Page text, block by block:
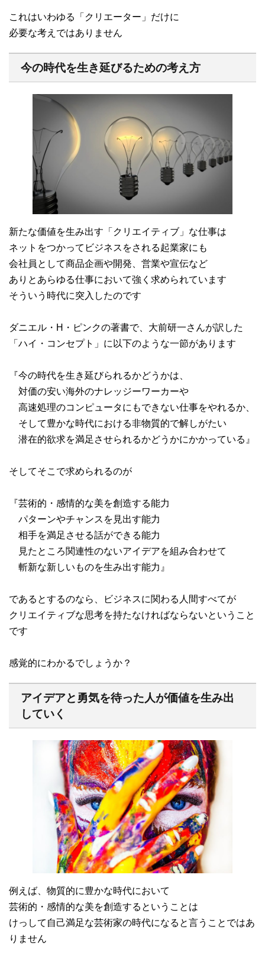
これはいわゆる「クリエーター」だけに
必要な考えではありません
今の時代を生き延びるための考え方
新たな価値を生み出す「クリエイティブ」な仕事は
ネットをつかってビジネスをされる起業家にも
会社員として商品企画や開発、営業や宣伝など
ありとあらゆる仕事において強く求められています
そういう時代に突入したのです
ダニエル・H・ピンクの著書で、大前研一さんが訳した
「ハイ・コンセプト」に以下のような一節があります
『今の時代を生き延びられるかどうかは、
対価の安い海外のナレッジーワーカーや
高速処理のコンピュータにもできない仕事をやれるか、
そして豊かな時代における非物質的で解しがたい
潜在的欲求を満足させられるかどうかにかかっている』
そしてそこで求められるのが
『芸術的・感情的な美を創造する能力
パターンやチャンスを見出す能力
相手を満足させる話ができる能力
見たところ関連性のないアイデアを組み合わせて
斬新な新しいものを生み出す能力』
であるとするのなら、ビジネスに関わる人間すべてが
クリエイティブな思考を持たなければならないということ
です
感覚的にわかるでしょうか？
アイデアと勇気を待った人が価値を生み出
していく
例えば、物質的に豊かな時代において
芸術的・感情的な美を創造するということは
けっして自己満足な芸術家の時代になると言うことではあ
りません